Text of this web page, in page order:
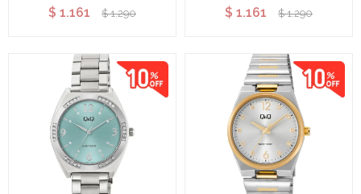
$ 1.161 $ 1.290 $ 1.161 $ 1.290